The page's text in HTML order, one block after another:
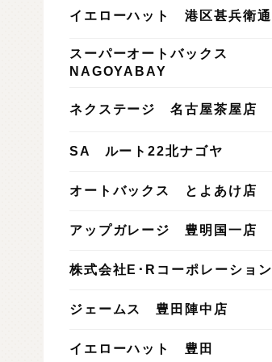
イエローハット 港区甚兵衛通
スーパーオートバックス
NAGOYABAY
ネクステージ 名古屋茶屋店
SA ルート22北ナゴヤ
オートバックス とよあけ店
アップガレージ 豊明国一店
株式会社E･Rコーポレーション
ジェームス 豊田陣中店
イエローハット 豊田